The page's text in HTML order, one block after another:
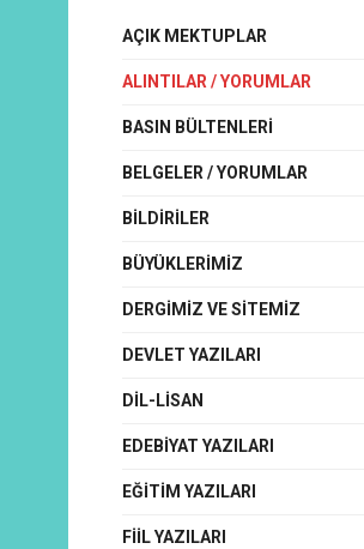
AÇIK MEKTUPLAR
ALINTILAR / YORUMLAR
BASIN BÜLTENLERI
BELGELER / YORUMLAR
BILDIRILER
BÜYÜKLERIMIZ
DERGIMIZ VE SITEMIZ
DEVLET YAZILARI
DIL-LISAN
EDEBIYAT YAZILARI
EĞITIM YAZILARI
FIIL YAZILARI